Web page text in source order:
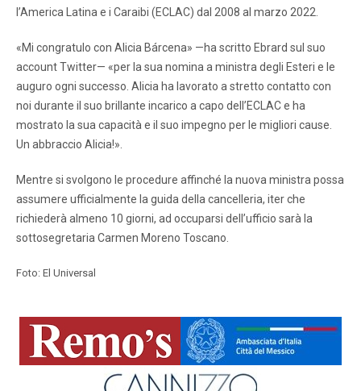
l’America Latina e i Caraibi (ECLAC) dal 2008 al marzo 2022.
«Mi congratulo con Alicia Bárcena» —ha scritto Ebrard sul suo
account Twitter— «per la sua nomina a ministra degli Esteri e le
auguro ogni successo. Alicia ha lavorato a stretto contatto con
noi durante il suo brillante incarico a capo dell’ECLAC e ha
mostrato la sua capacità e il suo impegno per le migliori cause.
Un abbraccio Alicia!».
Mentre si svolgono le procedure affinché la nuova ministra possa
assumere ufficialmente la guida della cancelleria, iter che
richiederà almeno 10 giorni, ad occuparsi dell’ufficio sarà la
sottosegretaria Carmen Moreno Toscano.
Foto: El Universal